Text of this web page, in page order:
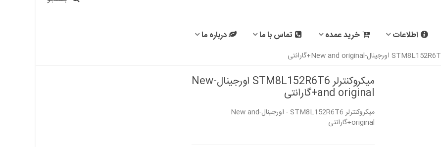
اطلاعات خرید عمده تماس با ما درباره ما
میکروکنترلر STM8L152R6T6 اورجینال-New
and original+گارانتی
میکروکنترلر STM8L152R6T6 - اورجینال-New and
original+گارانتی